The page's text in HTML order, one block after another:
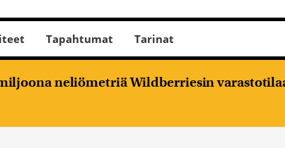
Tapahtumat Tarinat
neliömetriä Wildberriesin